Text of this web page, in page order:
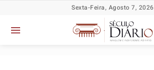
Sexta-Feira, Agosto 7, 2026